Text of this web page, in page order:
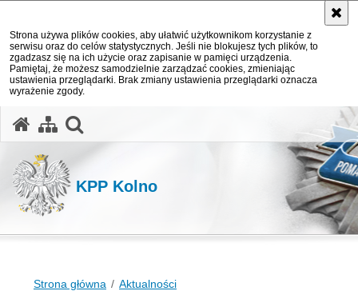
Strona używa plików cookies, aby ułatwić użytkownikom korzystanie z
serwisu oraz do celów statystycznych. Jeśli nie blokujesz tych plików, to
zgadzasz się na ich użycie oraz zapisanie w pamięci urządzenia.
Pamiętaj, że możesz samodzielnie zarządzać cookies, zmieniając
ustawienia przeglądarki. Brak zmiany ustawienia przeglądarki oznacza
wyrażenie zgody.
KPP Kolno
Strona główna Aktualności